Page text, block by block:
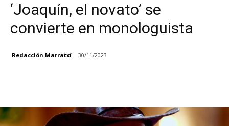
‘Joaquín, el novato’ se
convierte en monologuista
Redacción Marratxí 30/11/2023